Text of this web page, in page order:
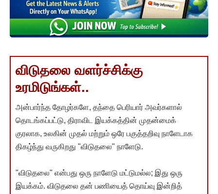
விடுதலை வளர்ச்சிக்கு
உரமிடுங்கள்..
அன்பார்ந்த தோழர்களே, தந்தை பெரியார் அவர்களால்
தொடங்கப்பட்டு, திராவிட இயக்கத்தின் முதன்மைக்
குரலாக, உலகின் முதல் மற்றும் ஒரே பகுத்தறிவு நாளேடாக
திகழ்ந்து வருகிறது "விடுதலை" நாளேடு.
"விடுதலை" என்பது ஒரு நாளேடு மட்டுமல்ல; இது ஒரு
இயக்கம். விடுதலை தன் பணியைத் தொய்வு இன்றித்